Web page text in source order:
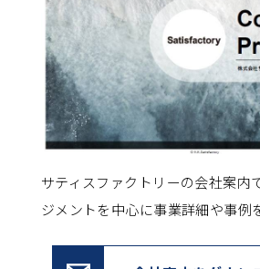
サティスファクトリーの会社案内
ジメントを中心に事業詳細や事例